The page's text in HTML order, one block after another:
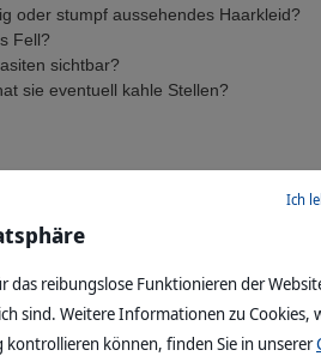
oder stumpf aussehendes Haarkleid?
Fell?
sichtbar?
sie eventuell kahle Stellen?
verkrustete Stellen auf der Haut?
Stellen? Z.B. die Pfoten?
Haarkleid?
Pusteln?
das reibungslose Funktionieren der
sind. Weitere Informationen zu Cookies,
kontrollieren können, finden Sie in unserer
Ich